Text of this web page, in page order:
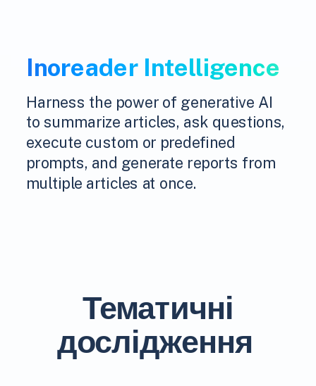
Inoreader Intelligence
Harness the power of generative AI
to summarize articles, ask questions,
execute custom or predefined
prompts, and generate reports from
multiple articles at once.
Тематичні
дослідження